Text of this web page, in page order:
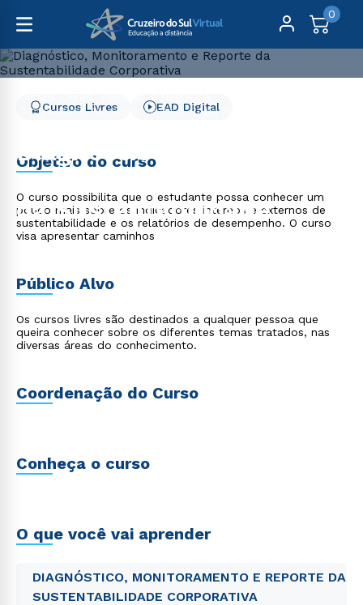
0
Diagnóstico, Monitoramento e Reporte da
Diagnóstico,
Monitoramento e Reporte
da Sustentabilidade
Corporativa
Cursos Livres EAD Digital
Objetivo do curso
O curso possibilita que o estudante possa conhecer um
pouco mais sobre os indicadores internos e externos de
sustentabilidade e os relatórios de desempenho. O curso
visa apresentar caminhos
Público Alvo
Os cursos livres são destinados a qualquer pessoa que
queira conhecer sobre os diferentes temas tratados, nas
diversas áreas do conhecimento.
Coordenação do Curso
Conheça o curso
O que você vai aprender
DIAGNÓSTICO, MONITORAMENTO E REPORTE DA
SUSTENTABILIDADE CORPORATIVA